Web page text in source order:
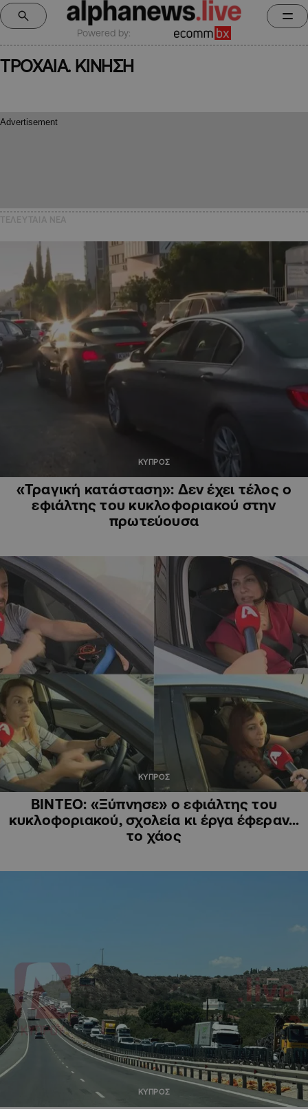
Powered by:
ΤΡΟΧΑΙΑ. ΚΙΝΗΣΗ
ΚΥΠΡΟΣ
«Τραγική κατάσταση»: Δεν έχει τέλος ο
εφιάλτης του κυκλοφοριακού στην
πρωτεύουσα
ΚΥΠΡΟΣ
ΒΙΝΤΕΟ: «Ξύπνησε» ο εφιάλτης του
κυκλοφοριακού, σχολεία κι έργα έφεραν…
το χάος
ΚΥΠΡΟΣ